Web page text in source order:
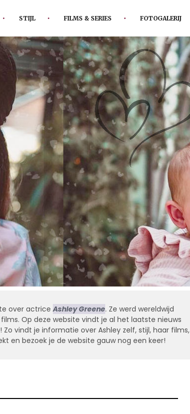
STIJL FILMS & SERIES FOTOGALERIJ
over actriceAshley Greene. Ze werd wereldwijd
Op deze website vindt je al het laatste nieuws
vindt je informatie over Ashley zelf, stijl, haar films,
en bezoek je de website gauw nog een keer!